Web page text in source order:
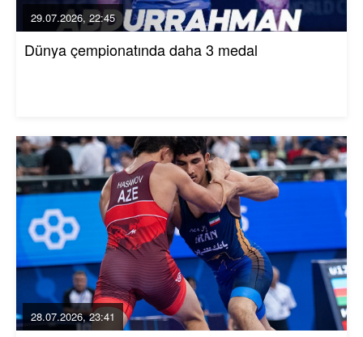
29.07.2026, 22:45
Dünya çempionatında daha 3 medal
28.07.2026, 23:41